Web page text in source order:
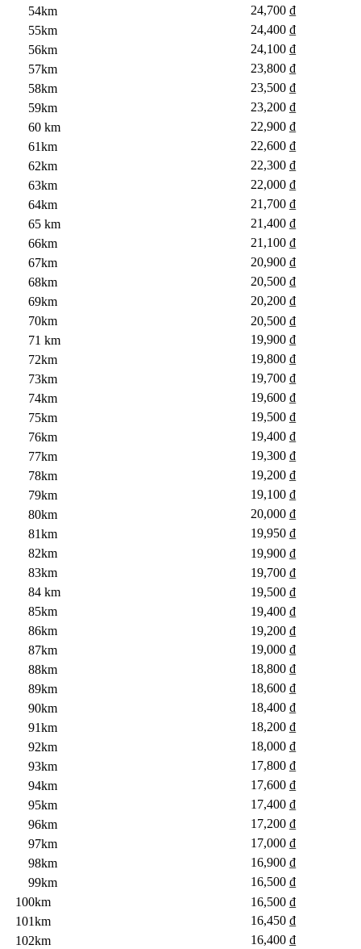
54km
24,700 ₫
55km
24,400 ₫
56km
24,100 ₫
57km
23,800 ₫
58km
23,500 ₫
59km
23,200 ₫
60 km
22,900 ₫
61km
22,600 ₫
62km
22,300 ₫
63km
22,000 ₫
64km
21,700 ₫
65 km
21,400 ₫
66km
21,100 ₫
67km
20,900 ₫
68km
20,500 ₫
69km
20,200 ₫
70km
20,500 ₫
71 km
19,900 ₫
72km
19,800 ₫
73km
19,700 ₫
74km
19,600 ₫
75km
19,500 ₫
76km
19,400 ₫
77km
19,300 ₫
78km
19,200 ₫
79km
19,100 ₫
80km
20,000 ₫
81km
19,950 ₫
82km
19,900 ₫
83km
19,700 ₫
84 km
19,500 ₫
85km
19,400 ₫
86km
19,200 ₫
87km
19,000 ₫
88km
18,800 ₫
89km
18,600 ₫
90km
18,400 ₫
91km
18,200 ₫
92km
18,000 ₫
93km
17,800 ₫
94km
17,600 ₫
95km
17,400 ₫
96km
17,200 ₫
97km
17,000 ₫
98km
16,900 ₫
99km
16,500 ₫
100km
16,500 ₫
101km
16,450 ₫
102km
16,400 ₫